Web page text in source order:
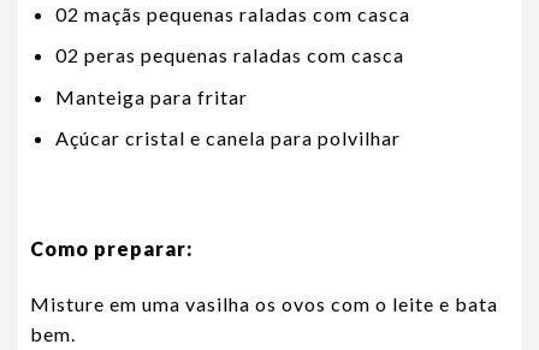
02 maçãs pequenas raladas com casca
02 peras pequenas raladas com casca
Manteiga para fritar
Açúcar cristal e canela para polvilhar
Como preparar:
Misture em uma vasilha os ovos com o leite e bata
bem.